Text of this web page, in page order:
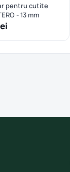
pentru cutite
- 13 mm